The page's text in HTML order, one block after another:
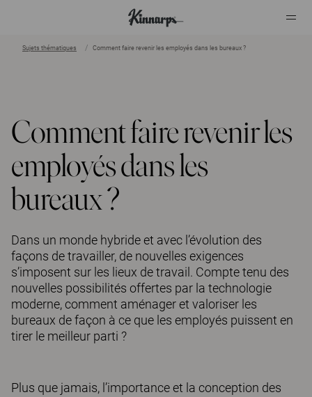
Sujets thématiques Comment faire revenir les employés dans les bureaux ?
Comment faire revenir les
employés dans les
bureaux ?
Dans un monde hybride et avec l’évolution des
façons de travailler, de nouvelles exigences
s’imposent sur les lieux de travail. Compte tenu des
nouvelles possibilités offertes par la technologie
moderne, comment aménager et valoriser les
bureaux de façon à ce que les employés puissent en
tirer le meilleur parti ?
Plus que jamais, l’importance et la conception des